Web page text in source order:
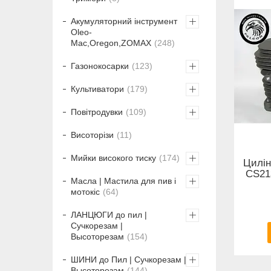
Акумуляторний інструмент
Oleo-
Mac,Oregon,ZOMAX
248
Газонокосарки 123
Культиватори 179
Повітродувки 109
Висоторізи 11
Мийки високого тиску 174
Масла | Мастила для пив і
мотокіс
64
ЛАНЦЮГИ до пил |
Сучкорезам |
Высоторезам
154
ШИНИ до Пил | Сучкорезам |